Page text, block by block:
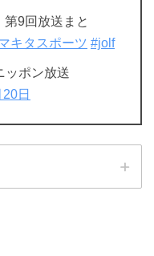
第9回放送まと
キタスポーツ #jolf
ポン放送
日